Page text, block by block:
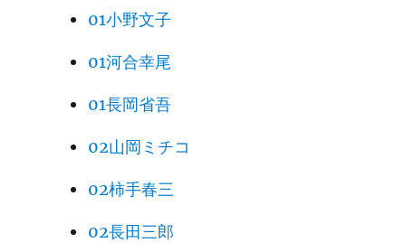
01小野文子
01河合幸尾
01長岡省吾
02山岡ミチコ
02柿手春三
02長田三郎